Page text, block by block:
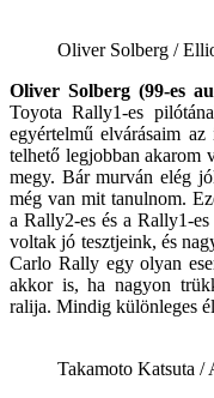
Oliver Solberg /
Oliver Solberg (99-es
Toyota Rally1-es
egyértelmű elvárásaim
telhető legjobban akarom
megy. Bár murván elég
még van mit tanulnom.
a Rally2-es és a Rally1-
voltak jó tesztjeink, és
Carlo Rally egy olyan
akkor is, ha nagyon
ralija. Mindig különleges
Takamoto Katsuta /